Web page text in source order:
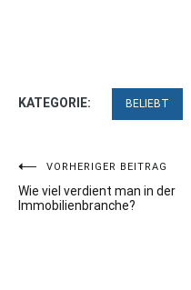
KATEGORIE: BELIEBT
Beitragsnavigation
VORHERIGER BEITRAG
Wie viel verdient man in der
Immobilienbranche?